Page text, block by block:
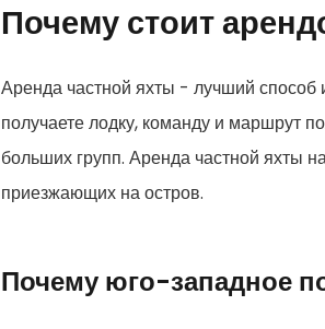
Почему стоит
Аренда частной яхты - лучший
получаете лодку, команду и маршрут
больших групп. Аренда частной яхты
приезжающих на остров.
Почему юго-западное